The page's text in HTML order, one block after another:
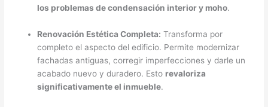
los problemas de condensación interior y moho.
Renovación Estética Completa: Transforma por
completo el aspecto del edificio. Permite modernizar
fachadas antiguas, corregir imperfecciones y darle un
acabado nuevo y duradero. Esto revaloriza
significativamente el inmueble.